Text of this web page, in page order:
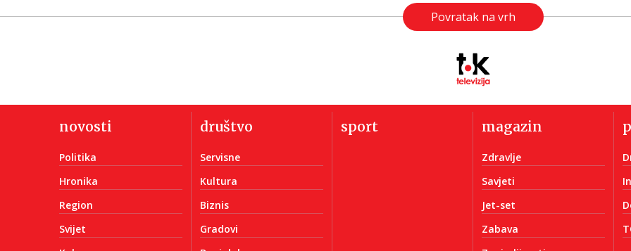
Povratak na vrh
novosti
Politika
Hronika
Region
Svijet
društvo
Servisne
Kultura
Biznis
Gradovi
sport magazin
Zdravlje
Savjeti
Jet-set
Zabava